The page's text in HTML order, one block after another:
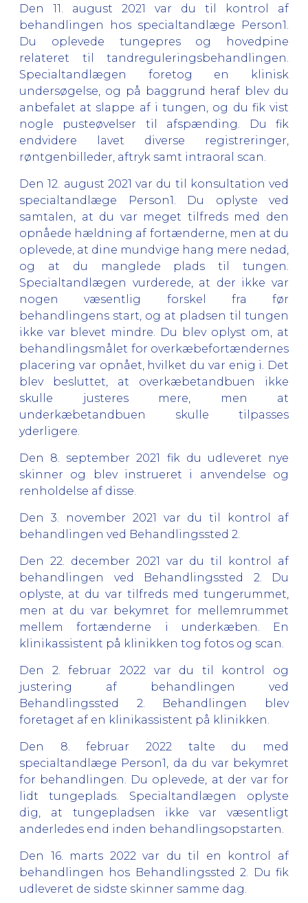
Den 11. august 2021 var du til kontrol af
behandlingen hos specialtandlæge Person1.
Du oplevede tungepres og hovedpine
relateret til tandreguleringsbehandlingen.
Specialtandlægen foretog en klinisk
undersøgelse, og på baggrund heraf blev du
anbefalet at slappe af i tungen, og du fik vist
nogle pusteøvelser til afspænding. Du fik
endvidere lavet diverse registreringer,
røntgenbilleder, aftryk samt intraoral scan.
Den 12. august 2021 var du til konsultation ved
specialtandlæge Person1. Du oplyste ved
samtalen, at du var meget tilfreds med den
opnåede hældning af fortænderne, men at du
oplevede, at dine mundvige hang mere nedad,
og at du manglede plads til tungen.
Specialtandlægen vurderede, at der ikke var
nogen væsentlig forskel fra før
behandlingens start, og at pladsen til tungen
ikke var blevet mindre. Du blev oplyst om, at
behandlingsmålet for overkæbefortændernes
placering var opnået, hvilket du var enig i. Det
blev besluttet, at overkæbetandbuen ikke
skulle justeres mere, men at
underkæbetandbuen skulle tilpasses
yderligere.
Den 8. september 2021 fik du udleveret nye
skinner og blev instrueret i anvendelse og
renholdelse af disse.
Den 3. november 2021 var du til kontrol af
behandlingen ved Behandlingssted 2.
Den 22. december 2021 var du til kontrol af
behandlingen ved Behandlingssted 2. Du
oplyste, at du var tilfreds med tungerummet,
men at du var bekymret for mellemrummet
mellem fortænderne i underkæben. En
klinikassistent på klinikken tog fotos og scan.
Den 2. februar 2022 var du til kontrol og
justering af behandlingen ved
Behandlingssted 2. Behandlingen blev
foretaget af en klinikassistent på klinikken.
Den 8. februar 2022 talte du med
specialtandlæge Person1, da du var bekymret
for behandlingen. Du oplevede, at der var for
lidt tungeplads. Specialtandlægen oplyste
dig, at tungepladsen ikke var væsentligt
anderledes end inden behandlingsopstarten.
Den 16. marts 2022 var du til en kontrol af
behandlingen hos Behandlingssted 2. Du fik
udleveret de sidste skinner samme dag.